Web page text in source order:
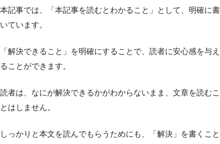
本記事では、「本記事を読むとわかること」として、明確に書
いています。
「解決できること」を明確にすることで、読者に安心感を与え
ることができます。
読者は、なにが解決できるかがわからないまま、文章を読むこ
とはしません。
しっかりと本文を読んでもらうためにも、「解決」を書くこと